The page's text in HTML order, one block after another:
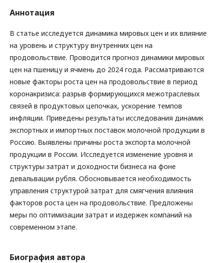
Аннотация
В статье исследуется динамика мировых цен и их влияние
на уровень и структуру внутренних цен на
продовольствие. Проводится прогноз динамики мировых
цен на пшеницу и ячмень до 2024 года. Рассматриваются
новые факторы роста цен на продовольствие в период
коронакризиса: разрыв формирующихся межотраслевых
связей в продуктовых цепочках, ускорение темпов
инфляции. Приведены результаты исследования динамик
экспортных и импортных поставок молочной продукции в
Россию. Выявлены причины роста экспорта молочной
продукции в России. Исследуется изменение уровня и
структуры затрат и доходности бизнеса на фоне
девальвации рубля. Обосновывается необходимость
управления структурой затрат для смягчения влияния
факторов роста цен на продовольствие. Предложены
меры по оптимизации затрат и издержек компаний на
современном этапе.
Биография автора